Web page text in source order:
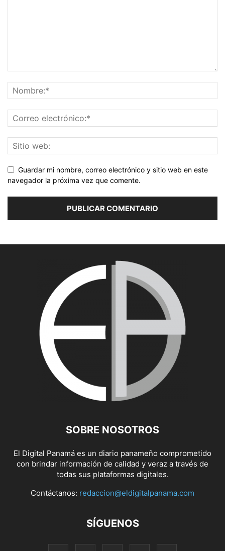
Guardar mi nombre, correo electrónico y sitio web en este
navegador la próxima vez que comente.
SOBRE NOSOTROS
El Digital Panamá es un diario panameño comprometido
con brindar información de calidad y veraz a través de
todas sus plataformas digitales.
Contáctanos: redaccion@eldigitalpanama.com
SÍGUENOS